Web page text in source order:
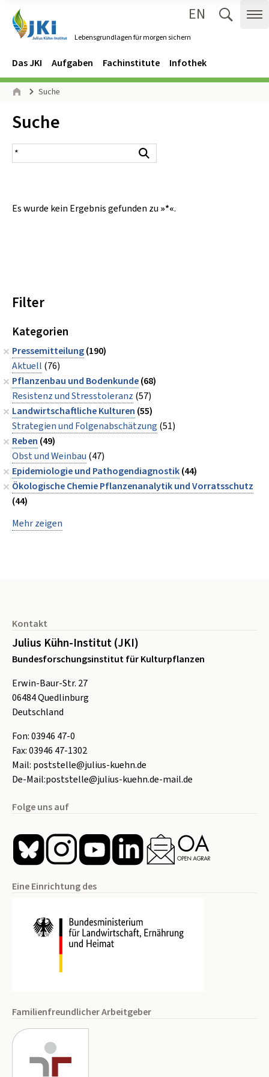
Lebensgrundlagen für morgen sichern
EN
Navigation
Hauptmenü
Das JKI Aufgaben Fachinstitute Infothek
Seitenpfad
Suche
Inhalt:
Suche
Suchergebnis
Es wurde kein Ergebnis gefunden zu »*«.
Filter
Kategorien
Pressemitteilung(190)
Aktuell (76)
Pflanzenbau und Bodenkunde(68)
Resistenz und Stresstoleranz (57)
Landwirtschaftliche Kulturen (55)
Strategien und Folgenabschätzung (51)
Reben (49)
Obst und Weinbau (47)
Epidemiologie und Pathogendiagnostik(44)
Ökologische Chemie Pflanzenanalytik und Vorratsschutz
(44)
Mehr zeigen
Kontakt
Julius Kühn-Institut (JKI)
Bundesforschungsinstitut für Kulturpflanzen
Erwin-Baur-Str. 27
06484Quedlinburg
Deutschland
Fon:03946 47-0
Fax:03946 47-1302
Mail: poststelle@julius-kuehn.de
De-Mail:poststelle@julius-kuehn.de-mail.de
Folge uns auf
Eine Einrichtung des
Familienfreundlicher Arbeitgeber